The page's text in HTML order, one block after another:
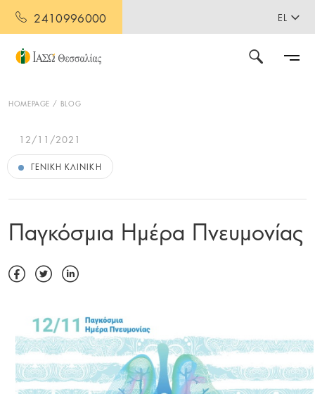
2410996000 EL
HOMEPAGE BLOG
12/11/2021
ΓΕΝΙΚΉ ΚΛΙΝΙΚΉ
Παγκόσμια Ημέρα Πνευμονίας